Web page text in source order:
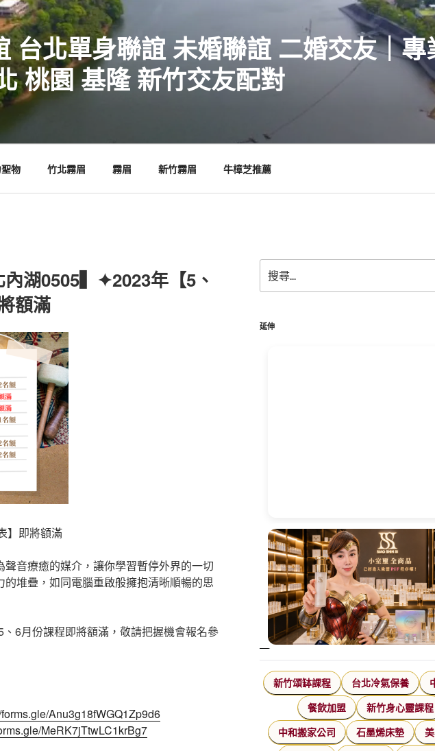
台北單身聯誼 未婚聯誼 二婚交友｜專
桃園 基隆 新竹交友配對
物 竹北霧眉 霧眉 新竹霧眉 牛樟芝推薦
內湖0505▍✦2023年【5、
額滿
】即將額滿
聲音療癒的媒介，讓你學習暫停外界的一切
堆疊，如同電腦重啟般擁抱清晰順暢的思
、6月份課程即將額滿，敬請把握機會報名參
Anu3g18fWGQ1Zp9d6
MeRK7jTtwLC1krBg7
尋
關
字:
延伸
新竹頌缽課程 台北冷氣保養
餐飲加盟 新竹身心靈課程
中和搬家公司 石墨烯床墊